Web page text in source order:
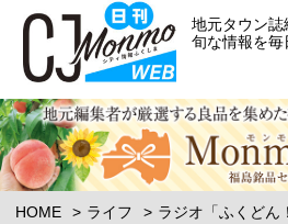
地元タウン
旬な情報を毎
HOME ライフ
ラジオ「ふくどん